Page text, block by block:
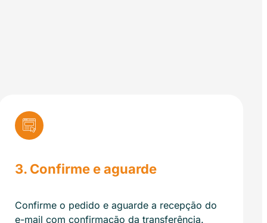
3. Confirme e aguarde
Confirme o pedido e aguarde a recepção do
e-mail com confirmação da transferência.